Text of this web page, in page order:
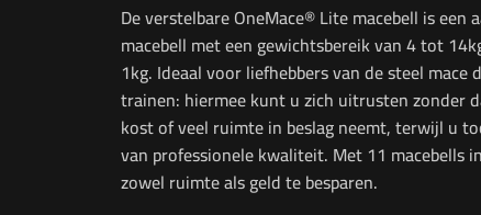
De verstelbare OneMace® Lite macebell is een
macebell met een gewichtsbereik van 4 tot
1kg. Ideaal voor liefhebbers van de steel mace
trainen: hiermee kunt u zich uitrusten zonder
kost of veel ruimte in beslag neemt, terwijl u
van professionele kwaliteit. Met 11 macebells
zowel ruimte als geld te besparen.